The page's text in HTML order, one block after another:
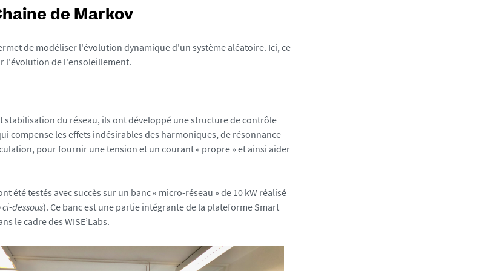
de Markov
de modéliser l'évolution dynamique d'un système aléatoire. Ici, ce
l'évolution de l'ensoleillement.
stabilisation du réseau, ils ont développé une structure de contrôle
compense les effets indésirables des harmoniques, de résonnance
pour fournir une tension et un courant « propre » et ainsi aider
été testés avec succès sur un banc « micro-réseau » de 10 kW réalisé
dessous). Ce banc est une partie intégrante de la plateforme Smart
le cadre des WISE’Labs.